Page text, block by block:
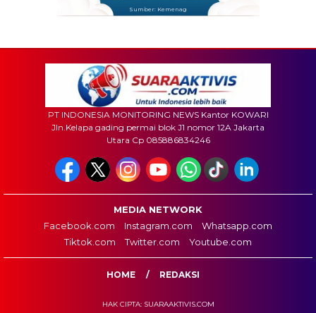
Sumber: Kemenag
PT INDONESIA MONITORING NEWS Kantor KOWARI
Jln.Kelapa gading permai blok J1 nomor 12A Jakarta
Utara Cp 085886834246
MEDIA NETWORK
Facebook.com
Instagram.com
Whatsapp.com
Tiktok.com
Twitter.com Youtube.com
HOME REDAKSI
HAK CIPTA: SUARAAKTIVIS.COM